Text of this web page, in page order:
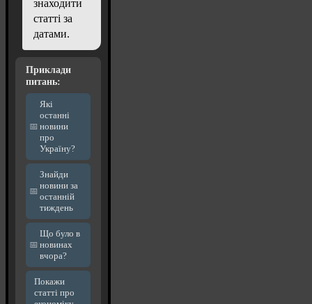
знаходити
статті за
датами.
Приклади
питань:
Які
останні
новини
про
Україну?
Знайди
новини за
останній
тиждень
Що було в
новинах
вчора?
Покажи
статті про